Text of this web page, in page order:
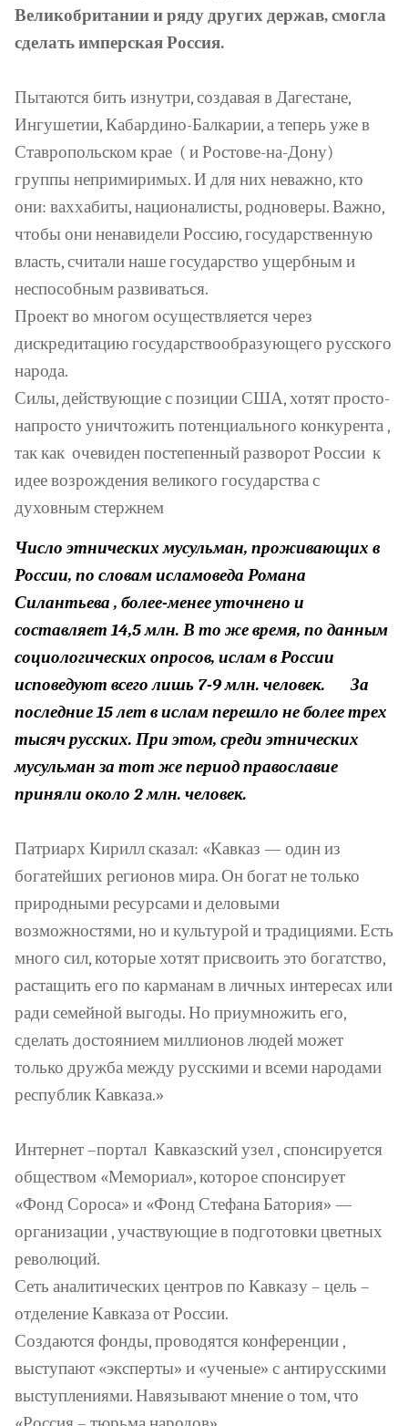
Великобритании и ряду других держав, смогла
сделать имперская Россия.
Пытаются бить изнутри, создавая в Дагестане,
Ингушетии, Кабардино-Балкарии, а теперь уже в
Ставропольском крае ( и Ростове-на-Дону)
группы непримиримых. И для них неважно, кто
они: ваххабиты, националисты, родноверы. Важно,
чтобы они ненавидели Россию, государственную
власть, считали наше государство ущербным и
неспособным развиваться.
Проект во многом осуществляется через
дискредитацию государствообразующего русского
народа.
Силы, действующие с позиции США, хотят просто-
напросто уничтожить потенциального конкурента ,
так как очевиден постепенный разворот России к
идее возрождения великого государства с
духовным стержнем
Число этнических мусульман, проживающих в
России, по словам исламоведа Романа
Силантьева , более-менее уточнено и
составляет 14,5 млн. В то же время, по данным
социологических опросов, ислам в России
исповедуют всего лишь 7-9 млн. человек.
За
последние 15 лет в ислам перешло не более трех
тысяч русских. При этом, среди этнических
мусульман за тот же период православие
приняли около 2 млн. человек.
Патриарх Кирилл сказал: «Кавказ — один из
богатейших регионов мира. Он богат не только
природными ресурсами и деловыми
возможностями, но и культурой и традициями. Есть
много сил, которые хотят присвоить это богатство,
растащить его по карманам в личных интересах или
ради семейной выгоды. Но приумножить его,
сделать достоянием миллионов людей может
только дружба между русскими и всеми народами
республик Кавказа.»
Интернет –портал Кавказский узел , спонсируется
обществом «Мемориал», которое спонсирует
«Фонд Сороса» и «Фонд Стефана Батория» —
организации , участвующие в подготовки цветных
революций.
Сеть аналитических центров по Кавказу – цель –
отделение Кавказа от России.
Создаются фонды, проводятся конференции ,
выступают «эксперты» и «ученые» с антирусскими
выступлениями. Навязывают мнение о том, что